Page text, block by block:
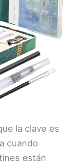
la clave es
cuando
están